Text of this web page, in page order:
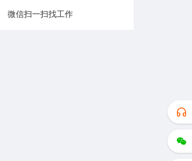
微信扫一扫找工作